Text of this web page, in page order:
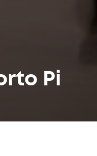
Pi